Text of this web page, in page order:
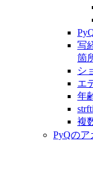
写
箇
シ
エ
年
複
PyQの